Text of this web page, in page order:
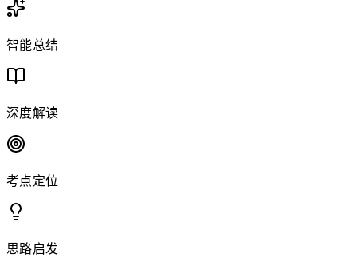
智能总结
深度解读
考点定位
思路启发